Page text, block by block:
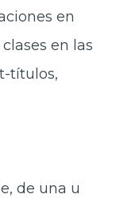
en
en las
títulos,
de una u